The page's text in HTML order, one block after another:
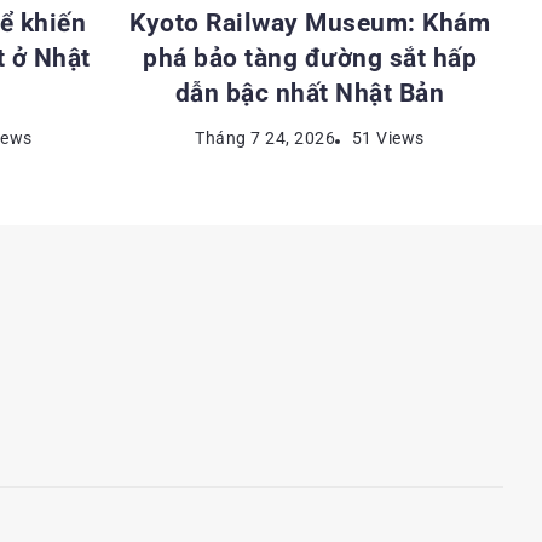
khiến
ở Nhật
Kyoto Railway Museum: Khám
phá bảo tàng đường sắt hấp
dẫn bậc nhất Nhật Bản
Tháng 7 24, 2026 51 Views